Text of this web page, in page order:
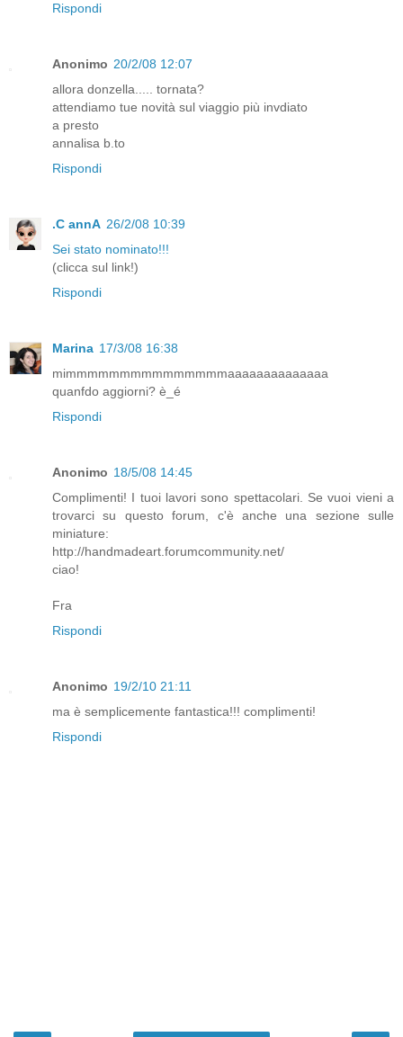
Rispondi
Anonimo 20/2/08 12:07
allora donzella..... tornata?
attendiamo tue novità sul viaggio più invdiato
a presto
annalisa b.to
Rispondi
.C annA 26/2/08 10:39
Sei stato nominato!!!
(clicca sul link!)
Rispondi
Marina 17/3/08 16:38
mimmmmmmmmmmmmmmmaaaaaaaaaaaaaa
quanfdo aggiorni? è_é
Rispondi
Anonimo 18/5/08 14:45
Complimenti! I tuoi lavori sono spettacolari. Se vuoi vieni a
trovarci su questo forum, c'è anche una sezione sulle
miniature:
http://handmadeart.forumcommunity.net/
ciao!
Fra
Rispondi
Anonimo 19/2/10 21:11
ma è semplicemente fantastica!!! complimenti!
Rispondi